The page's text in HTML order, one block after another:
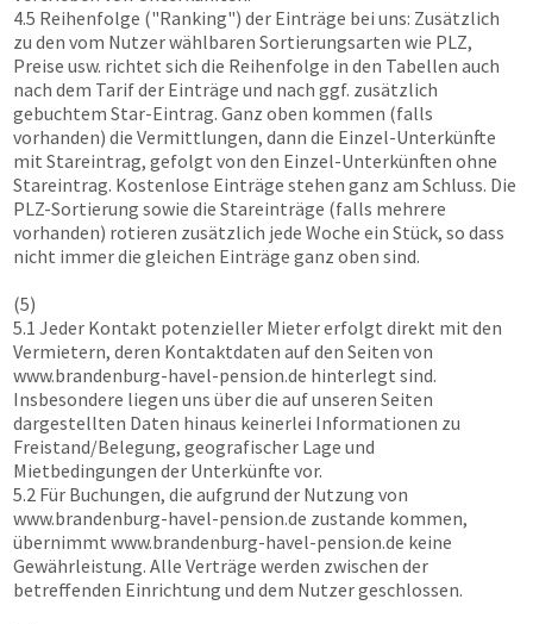
4.5 Reihenfolge ("Ranking") der Einträge bei uns: Zusätzlich
zu den vom Nutzer wählbaren Sortierungsarten wie PLZ,
Preise usw. richtet sich die Reihenfolge in den Tabellen auch
nach dem Tarif der Einträge und nach ggf. zusätzlich
gebuchtem Star-Eintrag. Ganz oben kommen (falls
vorhanden) die Vermittlungen, dann die Einzel-Unterkünfte
mit Stareintrag, gefolgt von den Einzel-Unterkünften ohne
Stareintrag. Kostenlose Einträge stehen ganz am Schluss. Die
PLZ-Sortierung sowie die Stareinträge (falls mehrere
vorhanden) rotieren zusätzlich jede Woche ein Stück, so dass
nicht immer die gleichen Einträge ganz oben sind.
(5)
5.1 Jeder Kontakt potenzieller Mieter erfolgt direkt mit den
Vermietern, deren Kontaktdaten auf den Seiten von
www.brandenburg-havel-pension.de hinterlegt sind.
Insbesondere liegen uns über die auf unseren Seiten
dargestellten Daten hinaus keinerlei Informationen zu
Freistand/Belegung, geografischer Lage und
Mietbedingungen der Unterkünfte vor.
5.2 Für Buchungen, die aufgrund der Nutzung von
www.brandenburg-havel-pension.de zustande kommen,
übernimmt www.brandenburg-havel-pension.de keine
Gewährleistung. Alle Verträge werden zwischen der
betreffenden Einrichtung und dem Nutzer geschlossen.